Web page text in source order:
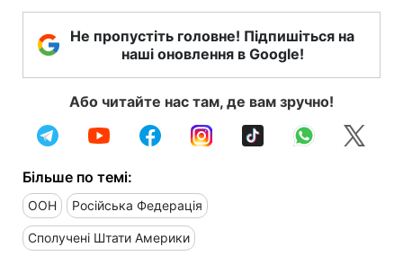
Не пропустіть головне! Підпишіться на
наші оновлення в Google!
Або читайте нас там, де вам зручно!
Більше по темі:
ООН Російська Федерація
Сполучені Штати Америки